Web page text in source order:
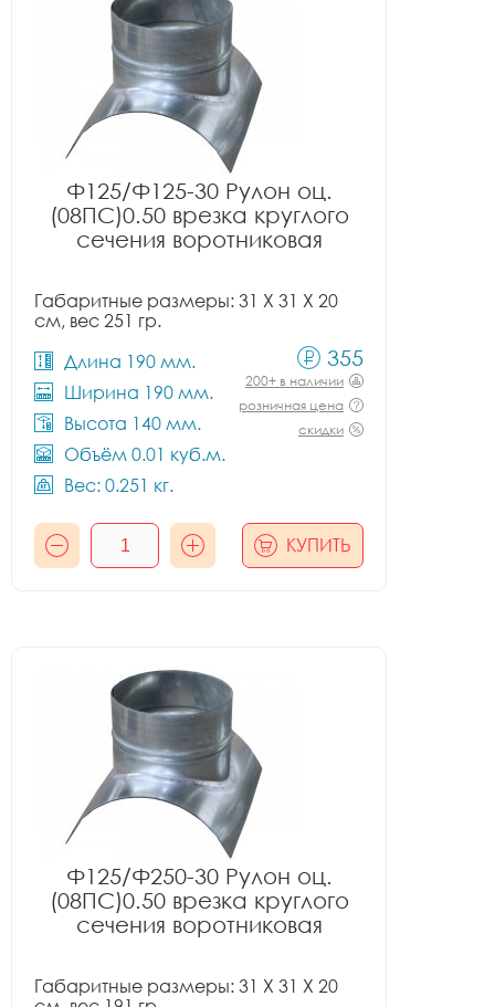
Ф125/Ф125-30 Рулон оц.
(08ПС)0.50 врезка круглого
сечения воротниковая
Габаритные размеры: 31 X 31 X 20
см, вес 251 гр.
Длина 190 мм.
Ширина 190 мм.
Высота 140 мм.
Объём 0.01 куб.м.
Вес: 0.251 кг.
355
200+ в наличии
розничная цена
скидки
КУПИТЬ
Ф125/Ф250-30 Рулон оц.
(08ПС)0.50 врезка круглого
сечения воротниковая
Габаритные размеры: 31 X 31 X 20